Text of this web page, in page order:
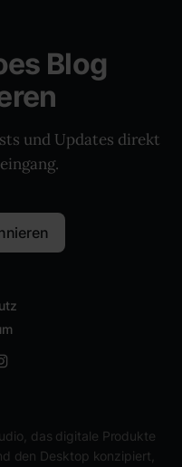
Blog
und Updates direkt
das digitale Produkte
den Desktop konzipiert,